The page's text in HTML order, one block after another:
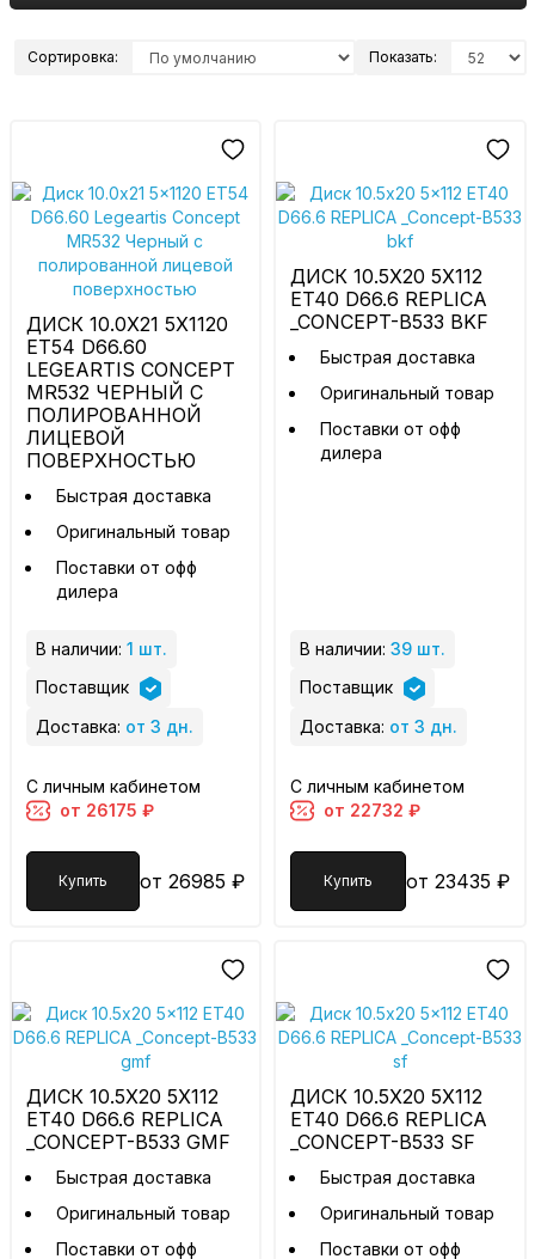
Сортировка: Показать:
ДИСК 10.0X21 5X1120
ET54 D66.60
LEGEARTIS CONCEPT
MR532 ЧЕРНЫЙ С
ПОЛИРОВАННОЙ
ЛИЦЕВОЙ
ПОВЕРХНОСТЬЮ
Быстрая доставка
Оригинальный товар
Поставки от офф
дилера
В наличии: 1 шт.
Поставщик
Доставка: от 3 дн.
С личным кабинетом
от 26175 ₽
Купить от 26985 ₽
ДИСК 10.5X20 5X112
ET40 D66.6 REPLICA
_CONCEPT-B533 BKF
Быстрая доставка
Оригинальный товар
Поставки от офф
дилера
В наличии: 39 шт.
Поставщик
Доставка: от 3 дн.
С личным кабинетом
от 22732 ₽
Купить от 23435 ₽
ДИСК 10.5X20 5X112
ET40 D66.6 REPLICA
_CONCEPT-B533 GMF
Быстрая доставка
Оригинальный товар
Поставки от офф
ДИСК 10.5X20 5X112
ET40 D66.6 REPLICA
_CONCEPT-B533 SF
Быстрая доставка
Оригинальный товар
Поставки от офф